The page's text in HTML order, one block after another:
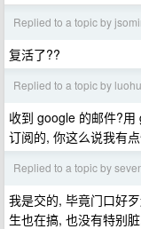
Replied to a topic by
复活了??
Replied to a topic by
收到 google 的邮件?
订阅的, 你这么说我有
Replied to a topic by
我是交的, 毕竟门口好
生也在搞, 也没有特别